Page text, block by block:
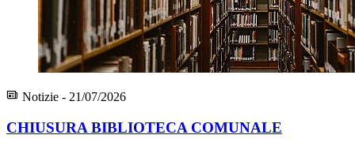
Notizie - 21/07/2026
CHIUSURA BIBLIOTECA COMUNALE